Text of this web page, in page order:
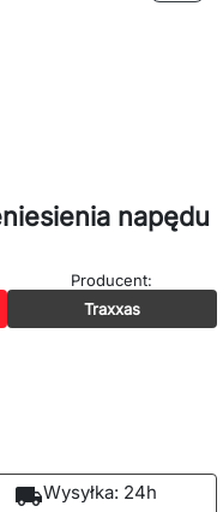
napędu
Producent:
Traxxas
local_shippingWysyłka: 24h